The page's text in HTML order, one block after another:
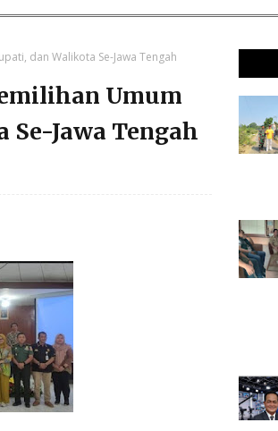
dan Walikota Se-Jawa Tengah
Umum
Jawa Tengah